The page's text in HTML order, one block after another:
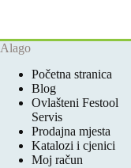
Alago
Početna stranica
Blog
Ovlašteni Festool
Servis
Prodajna mjesta
Katalozi i cjenici
Moj račun